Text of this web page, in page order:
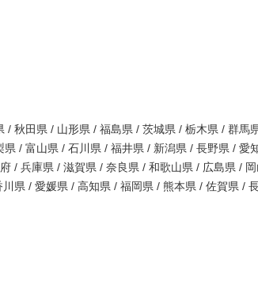
/ 秋田県 / 山形県 / 福島県 / 茨城県 / 栃木県 / 群馬
/ 富山県 / 石川県 / 福井県 / 新潟県 / 長野県 / 愛
/ 兵庫県 / 滋賀県 / 奈良県 / 和歌山県 / 広島県 /
県 / 愛媛県 / 高知県 / 福岡県 / 熊本県 / 佐賀県 /